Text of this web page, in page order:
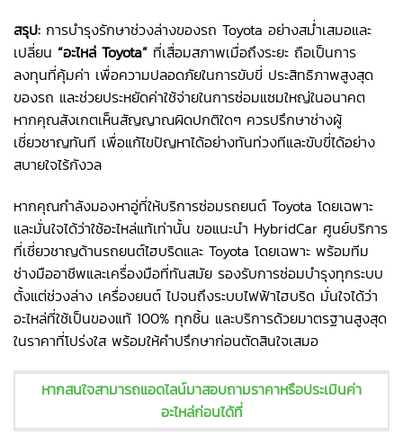
สรุป: การบำรุงรักษาช่วงล่างของรถ Toyota อย่างสม่ำเสมอและ
เปลี่ยน “อะไหล่ Toyota” ที่เสื่อมสภาพเมื่อถึงระยะ ถือเป็นการ
ลงทุนที่คุ้มค่า เพื่อความปลอดภัยในการขับขี่ ประสิทธิภาพสูงสุด
ของรถ และช่วยประหยัดค่าใช้จ่ายในการซ่อมแซมใหญ่ในอนาคต
หากคุณสังเกตเห็นสัญญาณผิดปกติใดๆ ควรปรึกษาช่างผู้
เชี่ยวชาญทันที เพื่อแก้ไขปัญหาได้อย่างทันท่วงทีและขับขี่ได้อย่าง
สบายใจไร้กังวล
หากคุณกำลังมองหาอู่ที่ให้บริการซ่อมรถยนต์ Toyota โดยเฉพาะ
และมั่นใจได้ว่าใช้อะไหล่แท้เท่านั้น ขอแนะนำ HybridCar ศูนย์บริการ
ที่เชี่ยวชาญด้านรถยนต์ไฮบริดและ Toyota โดยเฉพาะ พร้อมทีม
ช่างมืออาชีพและเครื่องมือที่ทันสมัย รองรับการซ่อมบำรุงทุกระบบ
ตั้งแต่ช่วงล่าง เครื่องยนต์ ไปจนถึงระบบไฟฟ้าไฮบริด มั่นใจได้ว่า
อะไหล่ที่ใช้เป็นของแท้ 100% ทุกชิ้น และบริการด้วยมาตรฐานสูงสุด
ในราคาที่โปร่งใส พร้อมให้คำปรึกษาก่อนตัดสินใจเสมอ
หากสนใจสามารถแอดไลน์มาสอบถามราคาหรือประเมินค่า
อะไหล่ก่อนได้ที่